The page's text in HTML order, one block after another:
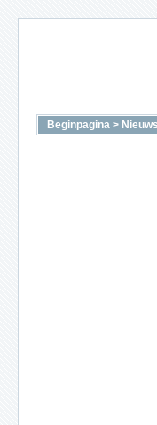
Beginpagina >